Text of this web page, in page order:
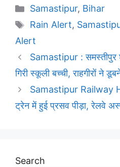
Categories
Samastipur, Bihar
Tags
Rain Alert,
Alert
Samastipur :
गिरी स्कूली बच्ची, राहगीरों ने
Samastipur Railway
ट्रेन में हुई प्रसव पीड़ा, रेलवे
Search